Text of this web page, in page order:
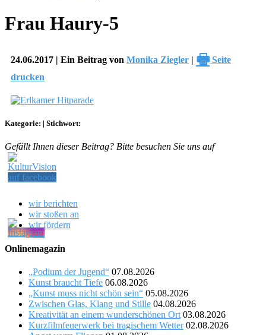
Frau Haury-5
24.06.2017 | Ein Beitrag von Monika Ziegler | 🖶 Seite
drucken
Kategorie: | Stichwort:
Gefällt Ihnen dieser Beitrag? Bitte besuchen Sie uns auf
wir berichten
wir stoßen an
wir fördern
Onlinemagazin
„Podium der Jugend“ 07.08.2026
Kunst braucht Tiefe 06.08.2026
„Kunst muss nicht schön sein“ 05.08.2026
Zwischen Glas, Klang und Stille 04.08.2026
Kreativität an einem wunderschönen Ort 03.08.2026
Kurzfilmfeuerwerk bei tragischem Wetter 02.08.2026